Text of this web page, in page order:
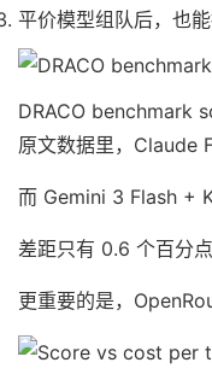
平价模型组队后，也
DRACO benchmark
原文数据里，Claude
而 Gemini 3 Flash +
差距只有 0.6 个百分点
更重要的是，